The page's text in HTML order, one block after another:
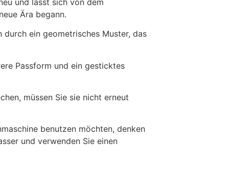
Ära begann.
ein geometrisches Muster, das
Passform und ein gesticktes
müssen Sie sie nicht erneut
benutzen möchten, denken
und verwenden Sie einen